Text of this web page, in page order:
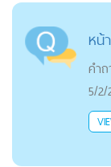
หน้
คำถ
5/2/